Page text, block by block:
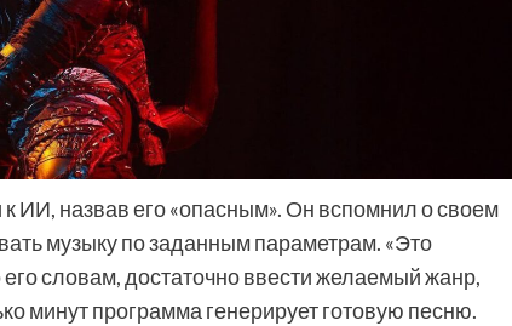
ИИ, назвав его «опасным». Он вспомнил о своем
музыку по заданным параметрам. «Это
словам, достаточно ввести желаемый жанр,
минут программа генерирует готовую песню.